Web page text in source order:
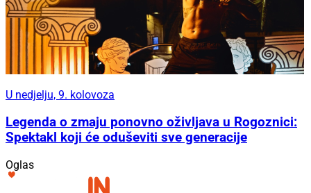
U nedjelju, 9. kolovoza
Legenda o zmaju ponovno oživljava u Rogoznici:
Spektakl koji će oduševiti sve generacije
Oglas